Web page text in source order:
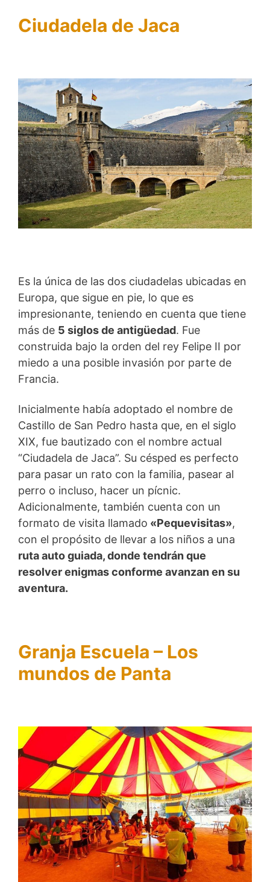
Ciudadela de Jaca
Es la única de las dos ciudadelas ubicadas en
Europa, que sigue en pie, lo que es
impresionante, teniendo en cuenta que tiene
más de 5 siglos de antigüedad. Fue
construida bajo la orden del rey Felipe II por
miedo a una posible invasión por parte de
Francia.
Inicialmente había adoptado el nombre de
Castillo de San Pedro hasta que, en el siglo
XIX, fue bautizado con el nombre actual
“Ciudadela de Jaca”. Su césped es perfecto
para pasar un rato con la familia, pasear al
perro o incluso, hacer un pícnic.
Adicionalmente, también cuenta con un
formato de visita llamado «Pequevisitas»,
con el propósito de llevar a los niños a una
ruta auto guiada, donde tendrán que
resolver enigmas conforme avanzan en su
aventura.
Granja Escuela – Los
mundos de Panta